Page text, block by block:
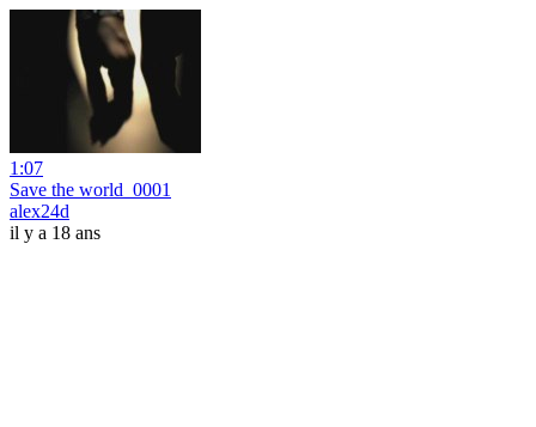
1:07
Save the world_0001
alex24d
il y a 18 ans